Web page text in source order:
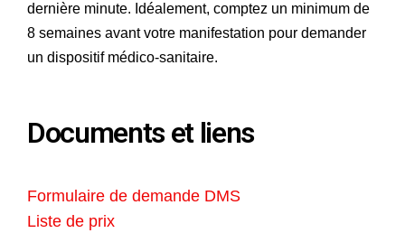
dernière minute. Idéalement, comptez un minimum de
8 semaines avant votre manifestation pour demander
un dispositif médico-sanitaire.
Documents et liens
Formulaire de demande DMS
Liste de prix